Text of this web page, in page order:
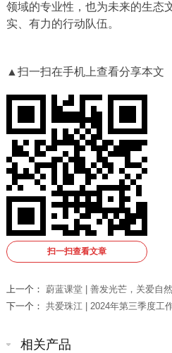
领域的专业性，也为未来的生态
实、有力的行动队伍。
▲扫一扫在手机上查看分享本文
扫一扫查看文章
上一个： 蔚蓝课堂 | 善发光芒，关爱自然
下一个： 共爱珠江 | 2024年第三季度工
相关产品